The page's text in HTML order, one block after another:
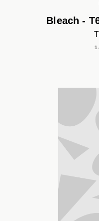
Bleach -